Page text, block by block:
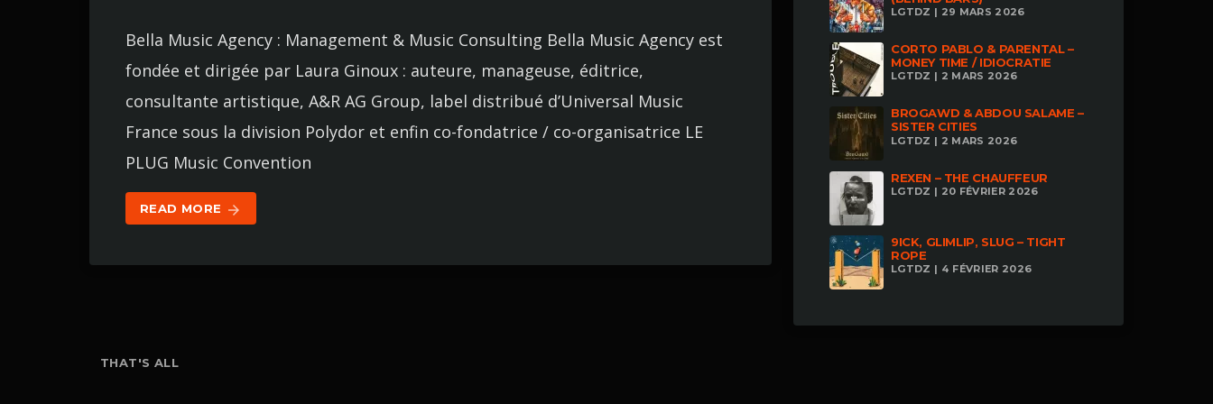
Bella Music Agency : Management & Music Consulting Bella Music Agency est
fondée et dirigée par Laura Ginoux : auteure, manageuse, éditrice,
consultante artistique, A&R AG Group, label distribué d’Universal Music
France sous la division Polydor et enfin co-fondatrice / co-organisatrice LE
PLUG Music Convention
READ MORE arrow_forward
THAT'S ALL
LGTDZ | 29 MARS 2026
CORTO PABLO & PARENTAL –
MONEY TIME / IDIOCRATIE
LGTDZ | 2 MARS 2026
BROGAWD & ABDOU SALAME –
SISTER CITIES
LGTDZ | 2 MARS 2026
REXEN – THE CHAUFFEUR
LGTDZ | 20 FÉVRIER 2026
9ICK, GLIMLIP, SLUG – TIGHT
ROPE
LGTDZ | 4 FÉVRIER 2026